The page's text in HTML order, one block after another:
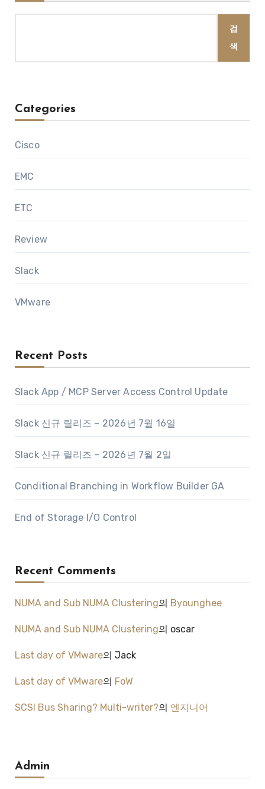
검
색
Categories
Cisco
EMC
ETC
Review
Slack
VMware
Recent Posts
Slack App / MCP Server Access Control Update
Slack 신규 릴리즈 – 2026년 7월 16일
Slack 신규 릴리즈 – 2026년 7월 2일
Conditional Branching in Workflow Builder GA
End of Storage I/O Control
Recent Comments
NUMA and Sub NUMA Clustering의 Byounghee
NUMA and Sub NUMA Clustering의 oscar
Last day of VMware의 Jack
Last day of VMware의 FoW
SCSI Bus Sharing? Multi-writer?의 엔지니어
Admin